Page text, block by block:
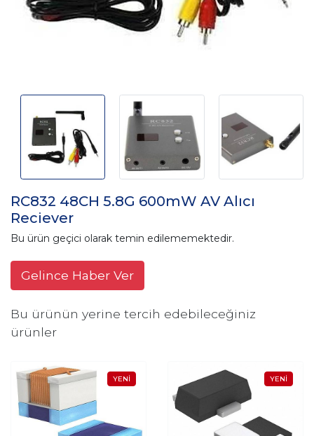
RC832 48CH 5.8G 600mW AV Alıcı
Reciever
Bu ürün geçici olarak temin edilememektedir.
Gelince Haber Ver
Bu ürünün yerine tercih edebileceğiniz
ürünler